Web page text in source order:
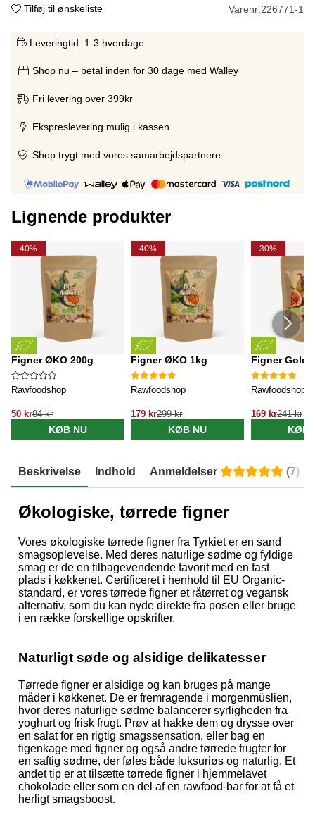
Tilføj til ønskeliste Varenr:226771-1
Leveringtid: 1-3 hverdage
Shop nu – betal inden for 30 dage med Walley
Fri levering over 399kr
Ekspreslevering mulig i kassen
Shop trygt med vores samarbejdspartnere
Lignende produkter
40%
Figner ØKO 200g
Rawfoodshop
50 kr84 kr
KØB NU
40%
Figner ØKO 1kg
Rawfoodshop
179 kr299 kr
KØB NU
30%
Figner Gold
Rawfoodshop
169 kr241 kr
KØB
Beskrivelse Indhold Anmeldelser (7)
Økologiske, tørrede figner
Vores økologiske tørrede figner fra Tyrkiet er en sand
smagsoplevelse. Med deres naturlige sødme og fyldige
smag er de en tilbagevendende favorit med en fast
plads i køkkenet. Certificeret i henhold til EU Organic-
standard, er vores tørrede figner et råtørret og vegansk
alternativ, som du kan nyde direkte fra posen eller bruge
i en række forskellige opskrifter.
Naturligt søde og alsidige delikatesser
Tørrede figner er alsidige og kan bruges på mange
måder i køkkenet. De er fremragende i morgenmüslien,
hvor deres naturlige sødme balancerer syrligheden fra
yoghurt og frisk frugt. Prøv at hakke dem og drysse over
en salat for en rigtig smagssensation, eller bag en
figenkage med figner og også andre tørrede frugter for
en saftig sødme, der føles både luksuriøs og naturlig. Et
andet tip er at tilsætte tørrede figner i hjemmelavet
chokolade eller som en del af en rawfood-bar for at få et
herligt smagsboost.